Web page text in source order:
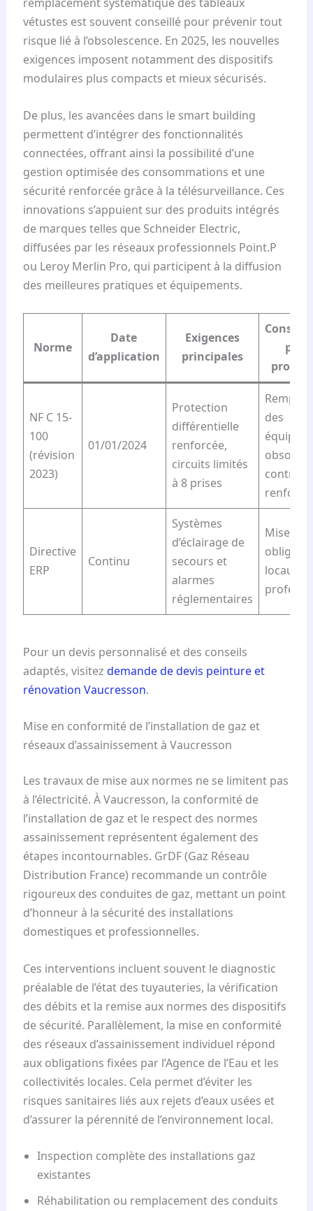
remplacement systématique des tableaux
vétustes est souvent conseillé pour prévenir tout
risque lié à l’obsolescence. En 2025, les nouvelles
exigences imposent notamment des dispositifs
modulaires plus compacts et mieux sécurisés.
De plus, les avancées dans le smart building
permettent d’intégrer des fonctionnalités
connectées, offrant ainsi la possibilité d’une
gestion optimisée des consommations et une
sécurité renforcée grâce à la télésurveillance. Ces
innovations s’appuient sur des produits intégrés
de marques telles que Schneider Electric,
diffusées par les réseaux professionnels Point.P
ou Leroy Merlin Pro, qui participent à la diffusion
des meilleures pratiques et équipements.
Norme
Date
d’application
Exigences
principales
NF C 15-
100
(révision
2023)
01/01/2024
Protection
différentielle
renforcée,
circuits limités
à 8 prises
des
contrôle
renforcé
Directive
ERP
Continu
Systèmes
d’éclairage de
secours et
alarmes
réglementaires
Mise à
locaux
Pour un devis personnalisé et des conseils
adaptés, visitez demande de devis peinture et
rénovation Vaucresson.
Mise en conformité de l’installation de gaz et
réseaux d’assainissement à Vaucresson
Les travaux de mise aux normes ne se limitent pas
à l’électricité. À Vaucresson, la conformité de
l’installation de gaz et le respect des normes
assainissement représentent également des
étapes incontournables. GrDF (Gaz Réseau
Distribution France) recommande un contrôle
rigoureux des conduites de gaz, mettant un point
d’honneur à la sécurité des installations
domestiques et professionnelles.
Ces interventions incluent souvent le diagnostic
préalable de l’état des tuyauteries, la vérification
des débits et la remise aux normes des dispositifs
de sécurité. Parallèlement, la mise en conformité
des réseaux d’assainissement individuel répond
aux obligations fixées par l’Agence de l’Eau et les
collectivités locales. Cela permet d’éviter les
risques sanitaires liés aux rejets d’eaux usées et
d’assurer la pérennité de l’environnement local.
Inspection complète des installations gaz
existantes
Réhabilitation ou remplacement des conduits